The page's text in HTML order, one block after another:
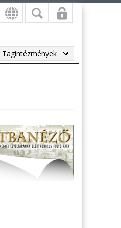
Tagintézmények